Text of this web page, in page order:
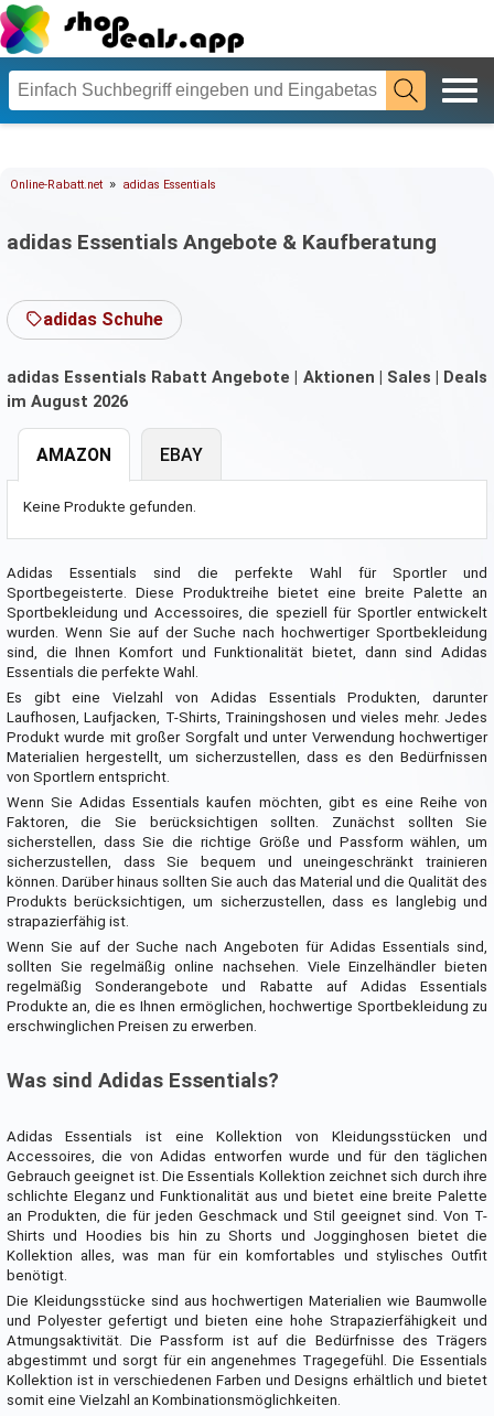
Online-Rabatt.net » adidas Essentials
adidas Essentials Angebote & Kaufberatung
adidas Schuhe
adidas Essentials Rabatt Angebote | Aktionen | Sales | Deals
im August 2026
AMAZON
Keine Produkte gefunden.
EBAY
Adidas Essentials sind die perfekte Wahl für Sportler und
Sportbegeisterte. Diese Produktreihe bietet eine breite Palette an
Sportbekleidung und Accessoires, die speziell für Sportler entwickelt
wurden. Wenn Sie auf der Suche nach hochwertiger Sportbekleidung
sind, die Ihnen Komfort und Funktionalität bietet, dann sind Adidas
Essentials die perfekte Wahl.
Es gibt eine Vielzahl von Adidas Essentials Produkten, darunter
Laufhosen, Laufjacken, T-Shirts, Trainingshosen und vieles mehr. Jedes
Produkt wurde mit großer Sorgfalt und unter Verwendung hochwertiger
Materialien hergestellt, um sicherzustellen, dass es den Bedürfnissen
von Sportlern entspricht.
Wenn Sie Adidas Essentials kaufen möchten, gibt es eine Reihe von
Faktoren, die Sie berücksichtigen sollten. Zunächst sollten Sie
sicherstellen, dass Sie die richtige Größe und Passform wählen, um
sicherzustellen, dass Sie bequem und uneingeschränkt trainieren
können. Darüber hinaus sollten Sie auch das Material und die Qualität des
Produkts berücksichtigen, um sicherzustellen, dass es langlebig und
strapazierfähig ist.
Wenn Sie auf der Suche nach Angeboten für Adidas Essentials sind,
sollten Sie regelmäßig online nachsehen. Viele Einzelhändler bieten
regelmäßig Sonderangebote und Rabatte auf Adidas Essentials
Produkte an, die es Ihnen ermöglichen, hochwertige Sportbekleidung zu
erschwinglichen Preisen zu erwerben.
Was sind Adidas Essentials?
Adidas Essentials ist eine Kollektion von Kleidungsstücken und
Accessoires, die von Adidas entworfen wurde und für den täglichen
Gebrauch geeignet ist. Die Essentials Kollektion zeichnet sich durch ihre
schlichte Eleganz und Funktionalität aus und bietet eine breite Palette
an Produkten, die für jeden Geschmack und Stil geeignet sind. Von T-
Shirts und Hoodies bis hin zu Shorts und Jogginghosen bietet die
Kollektion alles, was man für ein komfortables und stylisches Outfit
benötigt.
Die Kleidungsstücke sind aus hochwertigen Materialien wie Baumwolle
und Polyester gefertigt und bieten eine hohe Strapazierfähigkeit und
Atmungsaktivität. Die Passform ist auf die Bedürfnisse des Trägers
abgestimmt und sorgt für ein angenehmes Tragegefühl. Die Essentials
Kollektion ist in verschiedenen Farben und Designs erhältlich und bietet
somit eine Vielzahl an Kombinationsmöglichkeiten.